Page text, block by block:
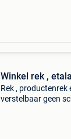
Winkel rek ,
Rek , productenrek
verstelbaar geen